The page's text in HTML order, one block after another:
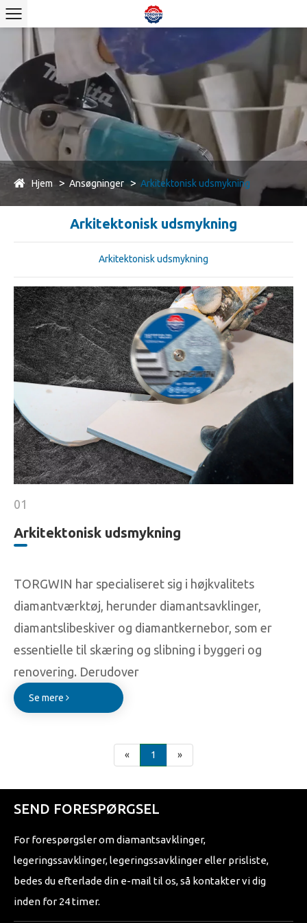
Hjem Ansøgninger Arkitektonisk udsmykning
Arkitektonisk udsmykning
Arkitektonisk udsmykning
01
Arkitektonisk udsmykning
TORGWIN har specialiseret sig i højkvalitets
diamantværktøj, herunder diamantsavklinger,
diamantslibeskiver og diamantkernebor, som er
essentielle til skæring og slibning i byggeri og
renovering. Derudover
Se mere
« 1 »
SEND FORESPØRGSEL
For forespørgsler om diamantsavklinger,
legeringssavklinger, legeringssavklinger eller prisliste,
bedes du efterlade din e-mail til os, så kontakter vi dig
inden for 24 timer.